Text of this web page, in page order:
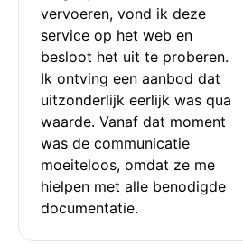
vervoeren, vond ik deze
service op het web en
besloot het uit te proberen.
Ik ontving een aanbod dat
uitzonderlijk eerlijk was qua
waarde. Vanaf dat moment
was de communicatie
moeiteloos, omdat ze me
hielpen met alle benodigde
documentatie.